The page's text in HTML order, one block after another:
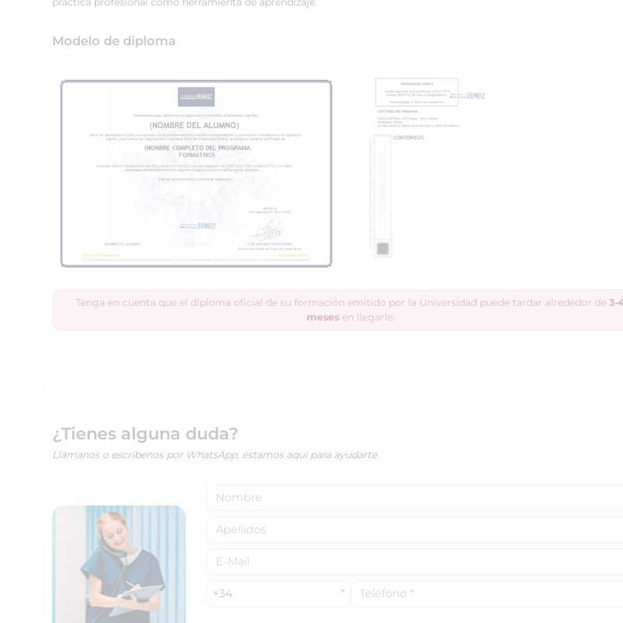
Modelo de diploma
Tenga en cuenta que el diploma oficial de su formación emitido por la Universidad puede tardar alrededor de 3-
mesesen llegarle.
¿Tienes alguna duda?
Llámanos o escríbenos por WhatsApp, estamos aquí para ayudarte.
+34